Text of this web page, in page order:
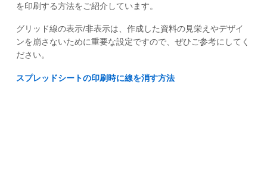
を印刷する方法をご紹介しています。
グリッド線の表示/非表示は、作成した資料の見栄えやデザイ
ンを崩さないために重要な設定ですので、ぜひご参考にしてく
ださい。
スプレッドシートの印刷時に線を消す方法